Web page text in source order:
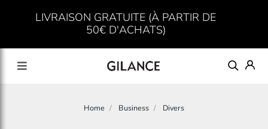
LIVRAISON GRATUITE (À PARTIR DE
50€ D'ACHATS)
Home Business Divers